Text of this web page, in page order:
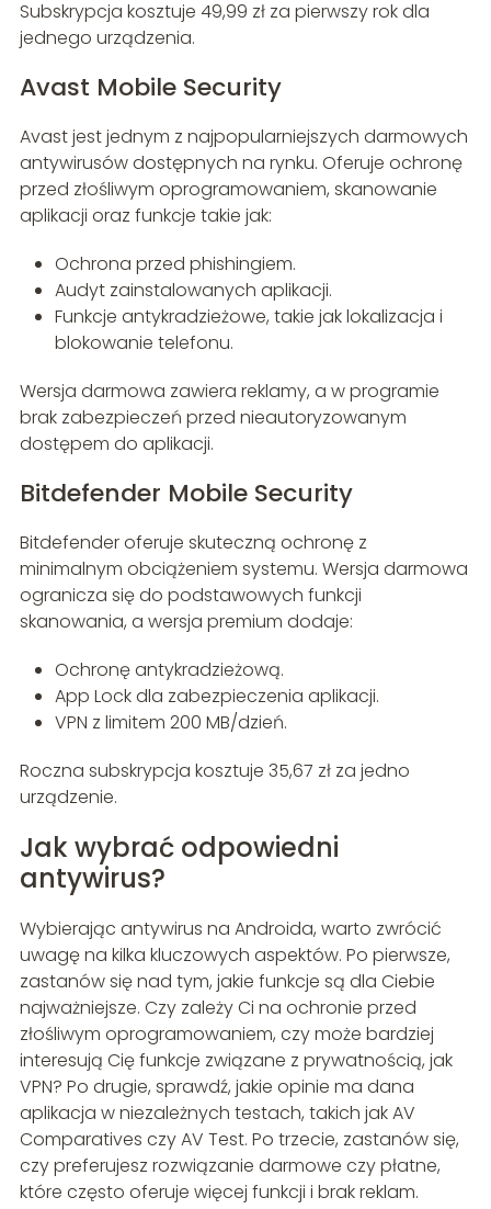
Subskrypcja kosztuje 49,99 zł za pierwszy rok dla
jednego urządzenia.
Avast Mobile Security
Avast jest jednym z najpopularniejszych darmowych
antywirusów dostępnych na rynku. Oferuje ochronę
przed złośliwym oprogramowaniem, skanowanie
aplikacji oraz funkcje takie jak:
Ochrona przed phishingiem.
Audyt zainstalowanych aplikacji.
Funkcje antykradzieżowe, takie jak lokalizacja i
blokowanie telefonu.
Wersja darmowa zawiera reklamy, a w programie
brak zabezpieczeń przed nieautoryzowanym
dostępem do aplikacji.
Bitdefender Mobile Security
Bitdefender oferuje skuteczną ochronę z
minimalnym obciążeniem systemu. Wersja darmowa
ogranicza się do podstawowych funkcji
skanowania, a wersja premium dodaje:
Ochronę antykradzieżową.
App Lock dla zabezpieczenia aplikacji.
VPN z limitem 200 MB/dzień.
Roczna subskrypcja kosztuje 35,67 zł za jedno
urządzenie.
Jak wybrać odpowiedni
antywirus?
Wybierając antywirus na Androida, warto zwrócić
uwagę na kilka kluczowych aspektów. Po pierwsze,
zastanów się nad tym, jakie funkcje są dla Ciebie
najważniejsze. Czy zależy Ci na ochronie przed
złośliwym oprogramowaniem, czy może bardziej
interesują Cię funkcje związane z prywatnością, jak
VPN? Po drugie, sprawdź, jakie opinie ma dana
aplikacja w niezależnych testach, takich jak AV
Comparatives czy AV Test. Po trzecie, zastanów się,
czy preferujesz rozwiązanie darmowe czy płatne,
które często oferuje więcej funkcji i brak reklam.